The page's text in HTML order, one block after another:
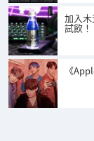
加入木
試飲！
《